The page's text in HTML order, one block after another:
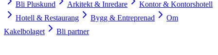
Bli Pluskund
Arkitekt & Inredare
Kontor & Kontorshotell
Hotell & Restaurang
Bygg & Entreprenad
Om
Kakelbolaget
Bli partner